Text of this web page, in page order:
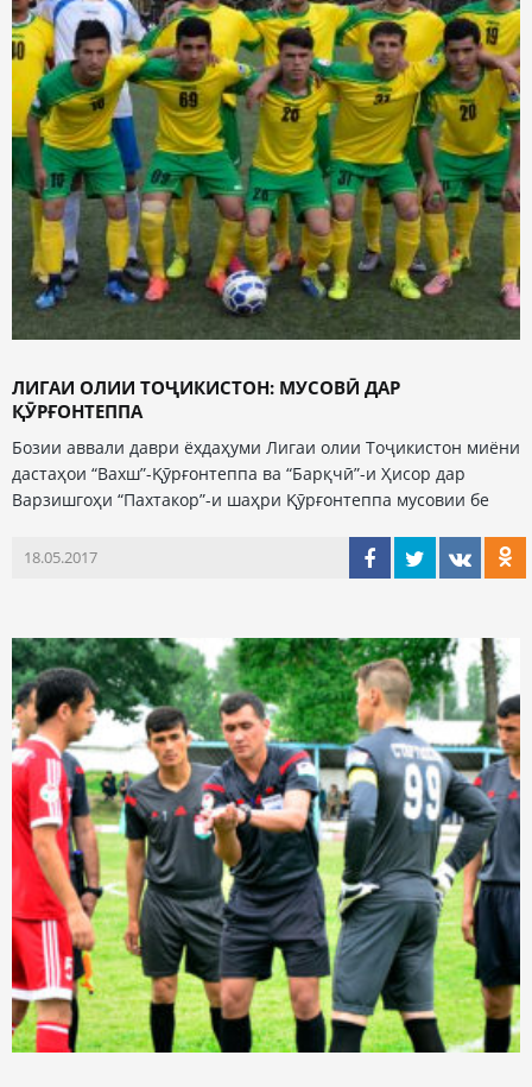
ЛИГАИ ОЛИИ ТОҶИКИСТОН: МУСОВӢ ДАР
ҚӮРҒОНТЕППА
Бозии аввали даври ёхдаҳуми Лигаи олии Тоҷикистон миёни
дастаҳои “Вахш”-Қӯрғонтеппа ва “Барқчӣ”-и Ҳисор дар
Варзишгоҳи “Пахтакор”-и шаҳри Қӯрғонтеппа мусовии бе
18.05.2017